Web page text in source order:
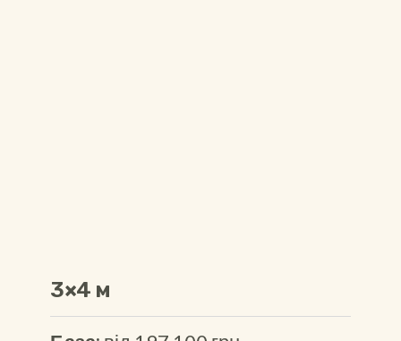
3×4 м